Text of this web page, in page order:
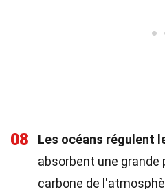
08 Les océans régulent
absorbent une grande
carbone de